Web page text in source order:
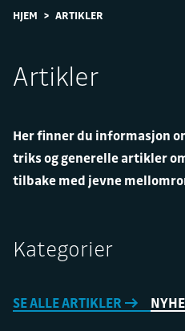
HJEM > ARTIKLER
Artikler
Her finner du informasjon
triks og generelle artikler
tilbake med jevne
Kategorier
SE ALLE ARTIKLER